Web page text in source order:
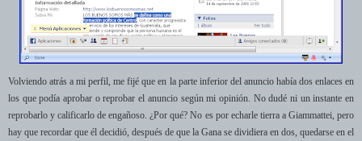
Volviendo atrás a mi perfil, me fijé que en la parte inferior del anuncio había dos enlaces en
los que podía aprobar o reprobar el anuncio según mi opinión. No dudé ni un instante en
reprobarlo y calificarlo de engañoso. ¿Por qué? No es por echarle tierra a Giammattei, pero
hay que recordar que él decidió, después de que la Gana se dividiera en dos, quedarse en el